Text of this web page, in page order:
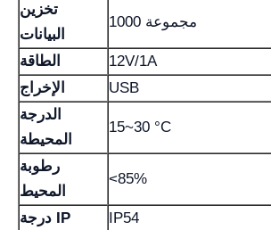
تخزين
البيانات
1000 مجموعة
الطاقة
12V/1A
الإخراج
USB
الدرجة
المحيطة
15~30 °C
رطوبة
المحيط
<85%
درجة IP IP54